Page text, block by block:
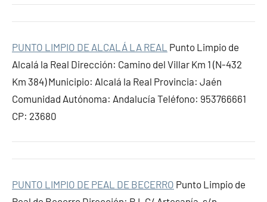
PUNTO LIMPIO DE ALCALÁ LA REAL Punto Limpio de
Alcalá la Real Dirección: Camino del Villar Km 1 (N-432
Km 384) Municipio: Alcalá la Real Provincia: Jaén
Comunidad Autónoma: Andalucía Teléfono: 953766661
CP: 23680
PUNTO LIMPIO DE PEAL DE BECERRO Punto Limpio de